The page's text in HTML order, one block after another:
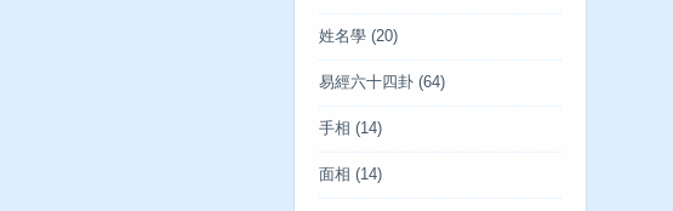
姓名學 (20)
易經六十四卦 (64)
手相 (14)
面相 (14)